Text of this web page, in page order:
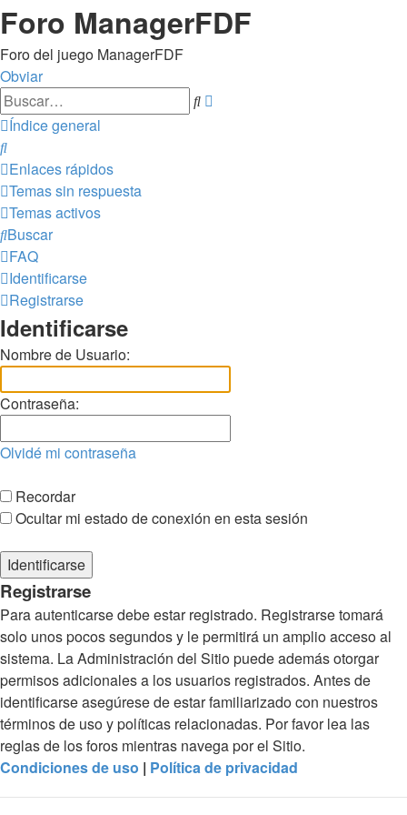
Foro ManagerFDF
Foro del juego ManagerFDF
Obviar
Buscar
Índice general
Buscar
Enlaces rápidos
Temas sin respuesta
Temas activos
Buscar
FAQ
Identificarse
Registrarse
Identificarse
Nombre de Usuario:
Contraseña:
Olvidé mi contraseña
Recordar
Ocultar mi estado de conexión en esta sesión
Registrarse
Para autenticarse debe estar registrado. Registrarse tomará
solo unos pocos segundos y le permitirá un amplio acceso al
sistema. La Administración del Sitio puede además otorgar
permisos adicionales a los usuarios registrados. Antes de
identificarse asegúrese de estar familiarizado con nuestros
términos de uso y políticas relacionadas. Por favor lea las
reglas de los foros mientras navega por el Sitio.
Condiciones de uso | Política de privacidad